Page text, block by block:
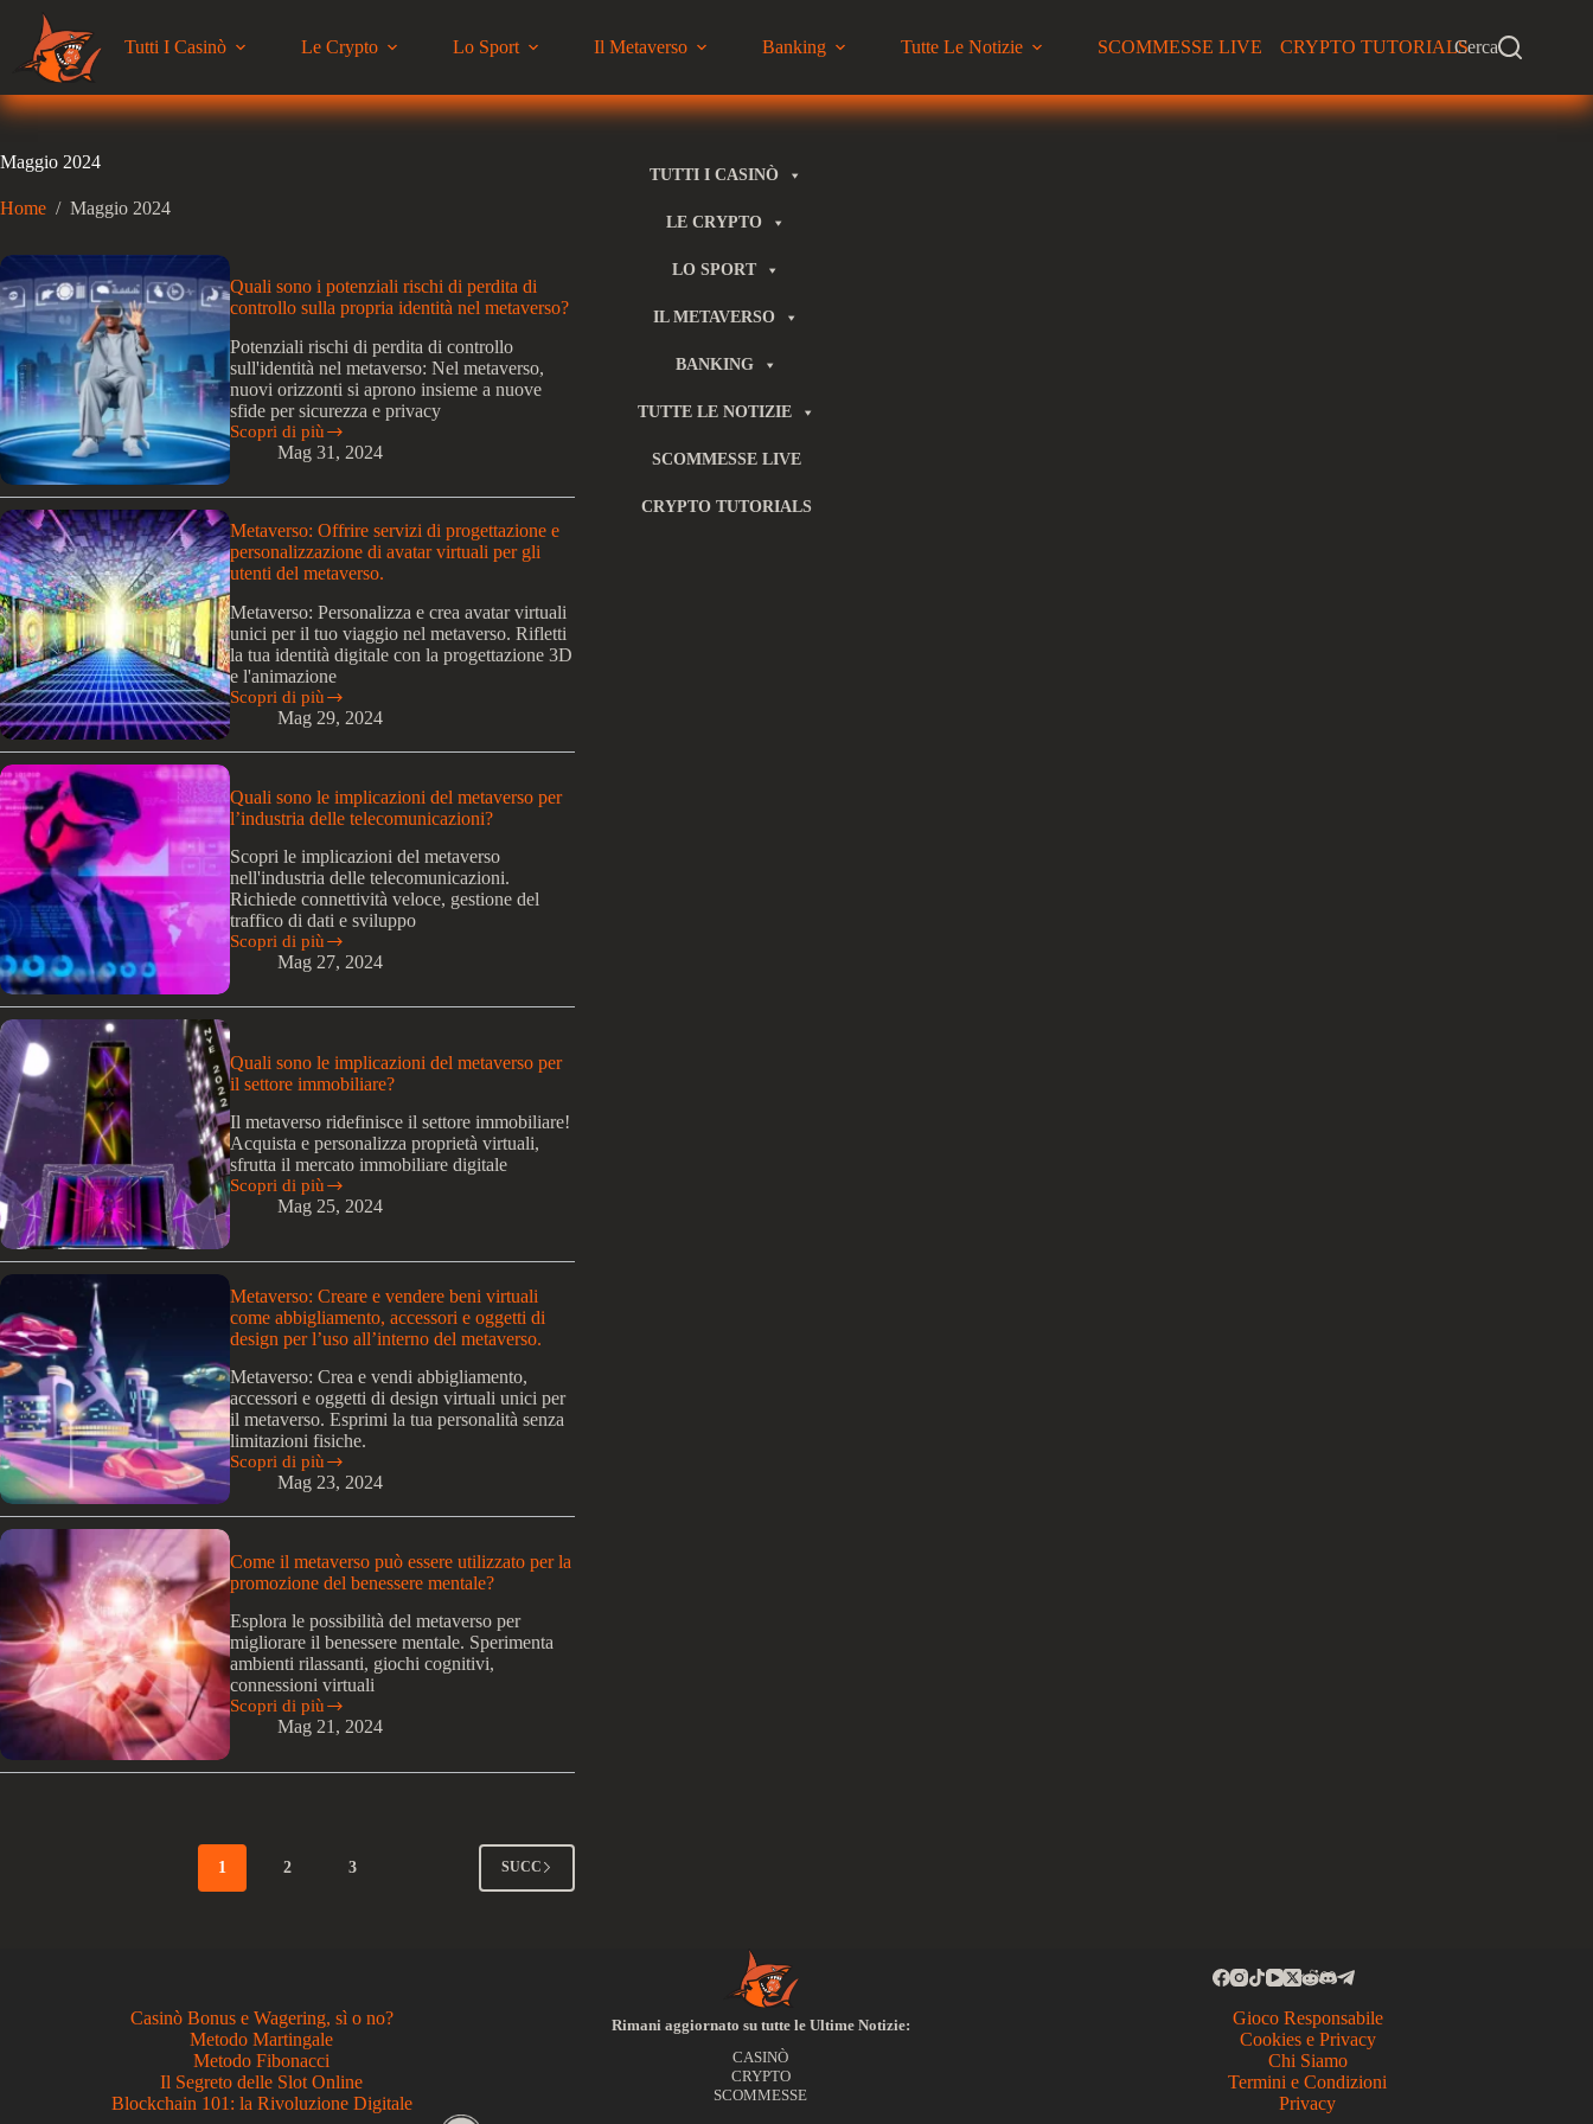
contenuto
Tutti I Casinò Le Crypto Lo Sport Il Metaverso Banking Tutte Le Notizie SCOMMESSE LIVE CRYPTO TUTORIALSCerca
Maggio 2024
Home / Maggio 2024
Quali sono i potenziali rischi di perdita di
controllo sulla propria identità nel metaverso?
Potenziali rischi di perdita di controllo
sull'identità nel metaverso: Nel metaverso,
nuovi orizzonti si aprono insieme a nuove
sfide per sicurezza e privacy
Scopri di più
Quali
sono
i
potenziali
rischi
di
perdita
di
controllo
sulla
propria
identità
nel
metaverso?
Mag 31, 2024
Metaverso: Offrire servizi di progettazione e
personalizzazione di avatar virtuali per gli
utenti del metaverso.
Metaverso: Personalizza e crea avatar virtuali
unici per il tuo viaggio nel metaverso. Rifletti
la tua identità digitale con la progettazione 3D
e l'animazione
Scopri di più
Metaverso:
Offrire
progettazione
e
personalizzazione
di
avatar
virtuali
per
gli
utenti
del
metaverso.
Mag 29, 2024
Quali sono le implicazioni del metaverso per
l’industria delle telecomunicazioni?
Scopri le implicazioni del metaverso
nell'industria delle telecomunicazioni.
Richiede connettività veloce, gestione del
traffico di dati e sviluppo
Scopri di più
Quali
sono
le
implicazioni
del
metaverso
per
l’industria
delle
telecomunicazioni?
Mag 27, 2024
Quali sono le implicazioni del metaverso per
il settore immobiliare?
Il metaverso ridefinisce il settore immobiliare!
Acquista e personalizza proprietà virtuali,
sfrutta il mercato immobiliare digitale
Scopri di più
Quali
sono
le
metaverso
per
il
settore
immobiliare?
Mag 25, 2024
Metaverso: Creare e vendere beni virtuali
come abbigliamento, accessori e oggetti di
design per l’uso all’interno del metaverso.
Metaverso: Crea e vendi abbigliamento,
accessori e oggetti di design virtuali unici per
il metaverso. Esprimi la tua personalità senza
limitazioni fisiche.
Scopri di più
Metaverso:
Creare
beni
virtuali
come
abbigliamento,
accessori
e
oggetti
di
design
l’uso
all’interno
Mag 23, 2024
Come il metaverso può essere utilizzato per la
promozione del benessere mentale?
Esplora le possibilità del metaverso per
migliorare il benessere mentale. Sperimenta
ambienti rilassanti, giochi cognitivi,
connessioni virtuali
Scopri di più
Come
il
metaverso
può
promozione
del
Mag 21, 2024
1 2 3 SUCC
TUTTI I CASINÒ
LE CRYPTO
LO SPORT
IL METAVERSO
BANKING
TUTTE LE NOTIZIE
SCOMMESSE LIVE
CRYPTO TUTORIALS
Casinò Bonus e Wagering, sì o no?
Metodo Martingale
Metodo Fibonacci
Il Segreto delle Slot Online
Blockchain 101: la Rivoluzione Digitale
Rimani aggiornato su tutte le Ultime Notizie:
CASINÒ
CRYPTO
SCOMMESSE
Gioco Responsabile
Cookies e Privacy
Chi Siamo
Termini e Condizioni
Privacy